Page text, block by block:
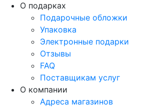
О подарках
Подарочные обложки
Упаковка
Электронные подарки
Отзывы
FAQ
Поставщикам услуг
О компании
Адреса магазинов